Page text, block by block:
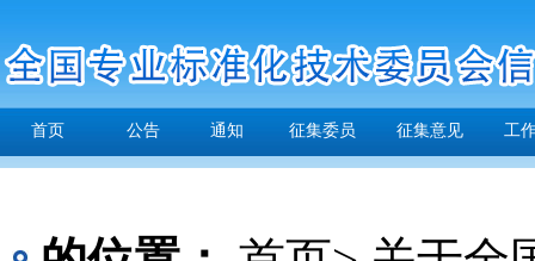
首页 公告 通知 征集委员 征集意见 工